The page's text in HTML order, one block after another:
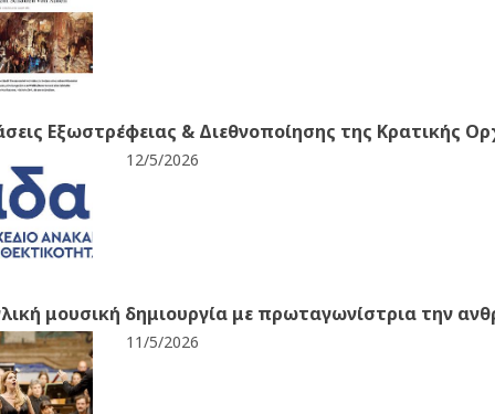
Εξωστρέφειας & Διεθνοποίησης της Κρατικής
12/5/2026
μουσική δημιουργία με πρωταγωνίστρια την
11/5/2026